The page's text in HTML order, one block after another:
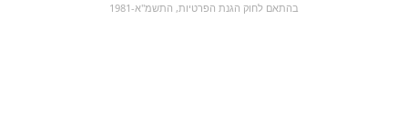
כל המוצרים הקניות שלי מבצעים
בהתאם לחוק הגנת הפרטיות, התשמ"א-1981